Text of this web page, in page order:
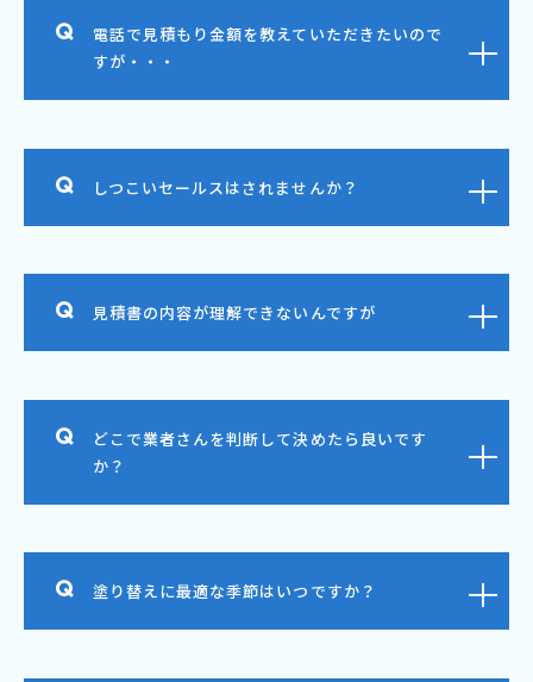
電話で見積もり金額を教えていただきたいので
すが・・・
しつこいセールスはされませんか？
見積書の内容が理解できないんですが
どこで業者さんを判断して決めたら良いです
か？
塗り替えに最適な季節はいつですか？